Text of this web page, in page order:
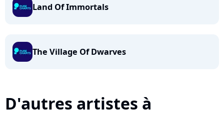
Land Of Immortals
The Village Of Dwarves
D'autres artistes à